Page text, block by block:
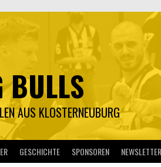
BULLS
AUS KLOSTERNEUBURG
GESCHICHTE SPONSOREN NEWSLETTER